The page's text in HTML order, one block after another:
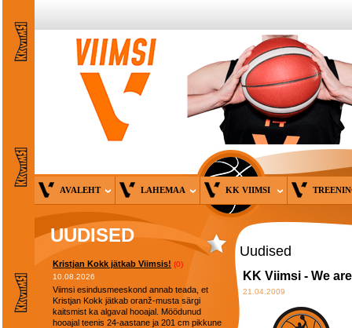
AVALEHT LAHEMAA KK VIIMSI
UUDISED
Kristjan Kokk jätkab Viimsis! (0)
10.08.2026
Viimsi esindusmeeskond annab teada, et
Kristjan Kokk jätkab oranž-musta särgi
kaitsmist ka algaval hooajal. Möödunud
hooajal teenis 24-aastane ja 201 cm pikkune
Uudised
KK Viimsi - We
21.04.2009